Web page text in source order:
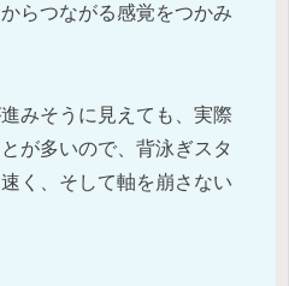
らつながる感覚をつかみ
みそうに見えても、実際
が多いので、背泳ぎスタ
く、そして軸を崩さない